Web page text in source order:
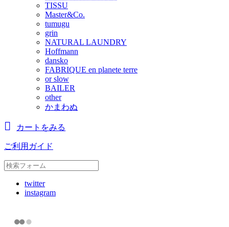
TISSU
Master&Co.
tumugu
grin
NATURAL LAUNDRY
Hoffmann
dansko
FABRIQUE en planete terre
or slow
BAILER
other
かまわぬ
カートをみる
ご利用ガイド
twitter
instagram